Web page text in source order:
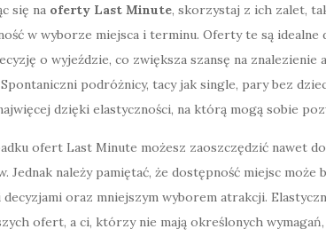
się na oferty Last Minute, skorzystaj z ich zalet,
w wyborze miejsca i terminu. Oferty te są idealne
o wyjeździe, co zwiększa szansę na
Spontaniczni podróżnicy, tacy jak single, pary bez
dzięki elastyczności, na którą mogą sobie
ofert Last Minute możesz zaoszczędzić nawet
Jednak należy pamiętać, że dostępność miejsc może
decyzjami oraz mniejszym wyborem atrakcji.
ofert, a ci, którzy nie mają określonych